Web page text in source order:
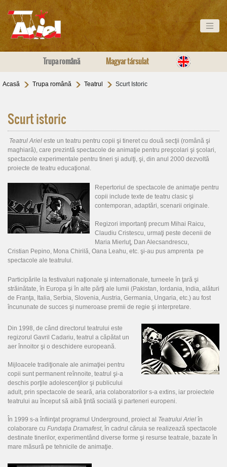
Trupa română Magyar társulat
Acasă Trupa română Teatrul Scurt Istoric
Scurt istoric
Teatrul Ariel este un teatru pentru copii şi tineret cu două secţii (română şi
maghiară), care prezintă spectacole de animaţie pentru preşcolari şi şcolari,
spectacole experimentale pentru tineri şi adulţi, şi, din anul 2000 dezvoltă
proiecte de teatru educaţional.
Repertoriul de spectacole de animaţie pentru
copii include texte de teatru clasic şi
contemporan, adaptări, scenarii originale.
Regizori importanţi precum Mihai Raicu,
Claudiu Cristescu, urmaţi peste decenii de
Maria Mierluţ, Dan Alecsandrescu,
Cristian Pepino, Mona Chirilă, Oana Leahu, etc. şi-au pus amprenta pe
spectacole ale teatrului.
Participările la festivaluri naţionale şi internationale, turneele în ţară şi
străinătate, în Europa şi în alte părţi ale lumii (Pakistan, Iordania, India, alături
de Franţa, Italia, Serbia, Slovenia, Austria, Germania, Ungaria, etc.) au fost
încununate de succes şi numeroase premii de regie şi interpretare.
Din 1998, de când directorul teatrului este
regizorul Gavril Cadariu, teatrul a căpătat un
aer înnoitor şi o deschidere europeană.
Mijloacele tradiţionale ale animaţiei pentru
copii sunt permanent reînnoite, teatrul şi-a
deschis porţile adolescenţilor şi publicului
adult, prin spectacole de seară, aria colaboratorilor s-a extins, iar proiectele
teatrului au început să aibă ţintă socială şi parteneri europeni.
În 1999 s-a înfiinţat programul Underground, proiect al Teatrului Ariel în
colaborare cu Fundaţia Dramafest, în cadrul căruia se realizează spectacole
destinate tinerilor, experimentând diverse forme şi resurse teatrale, bazate în
mare măsură pe tehnicile de animaţie.